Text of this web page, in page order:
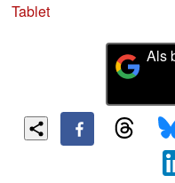
Tablet
Als